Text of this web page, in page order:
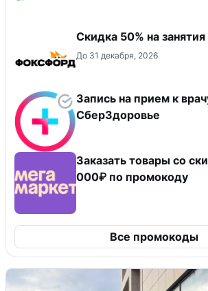
Скидка 50% на
До 31 декабря, 2026
Запись на прием к
СберЗдоровье
Заказать товары со
000₽ по промокоду
Все промокоды